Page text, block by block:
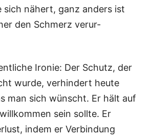
sich nähert, ganz anders ist
den Schmerz ver­ur­
Iro­nie: Der Schutz, der
wur­de, ver­hin­dert heu­te
man sich wünscht. Er hält auf
sein soll­te. Er
indem er Ver­bin­dung